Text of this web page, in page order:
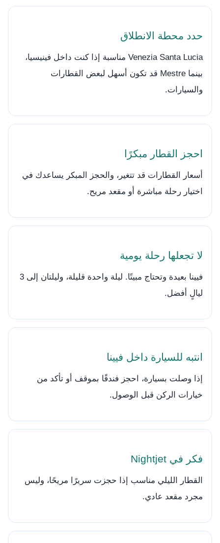
حدد محطة الانطلاق
Venezia Santa Lucia مناسبة إذا كنت داخل فينيسيا،
بينما Mestre قد تكون أسهل لبعض القطارات
والسيارات.
احجز القطار مبكرًا
أسعار القطارات قد تتغير، والحجز المبكر يساعدك في
اختيار رحلة مباشرة أو مقعد مريح.
لا تجعلها رحلة يومية
فيينا بعيدة وتحتاج مبيتًا. ليلة واحدة قليلة، وليلتان إلى 3
ليالٍ أفضل.
انتبه للسيارة داخل فيينا
إذا وصلت بسيارة، احجز فندقًا بموقف أو تأكد من
خيارات الركن قبل الوصول.
فكر في Nightjet
القطار الليلي مناسب إذا حجزت سريرًا مريحًا، وليس
مجرد مقعد عادي.